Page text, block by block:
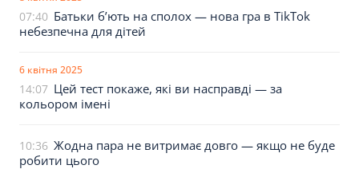
07:40 Батьки б’ють на сполох — нова гра в TikTok
небезпечна для дітей
6 квітня 2025
14:07 Цей тест покаже, які ви насправді — за
кольором імені
10:36 Жодна пара не витримає довго — якщо не буде
робити цього